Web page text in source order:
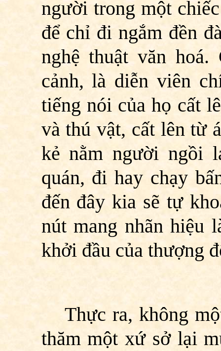
người trong một
để chỉ đi ngắm đền
nghệ thuật văn hoá.
cảnh, là diễn viên
tiếng nói của họ cất
và thú vật, cất lên từ
kẻ nằm người ngồi
quán, đi hay chạy
đến đây kia sẽ tự
nút mang nhãn hiệu
khởi đầu của thượng
Thực ra, không
thăm một xứ sở lại